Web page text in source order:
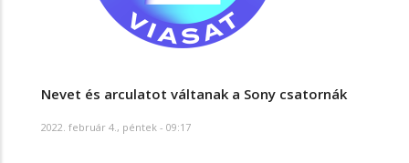
Nevet és arculatot váltanak a Sony csatornák
2022. február 4., péntek - 09:17